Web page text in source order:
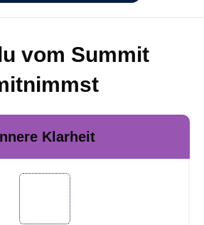
vom Summit
Klarheit